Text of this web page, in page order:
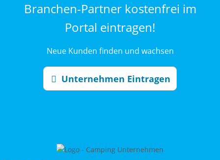
Branchen-Partner kostenfrei im
Portal eintragen!
Neue Kunden finden und wachsen
Unternehmen Eintragen